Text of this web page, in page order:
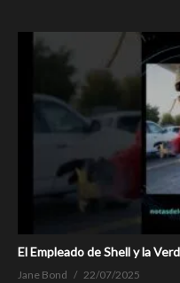
El Empleado de Shell y la
Jane Bond 22/07/2025